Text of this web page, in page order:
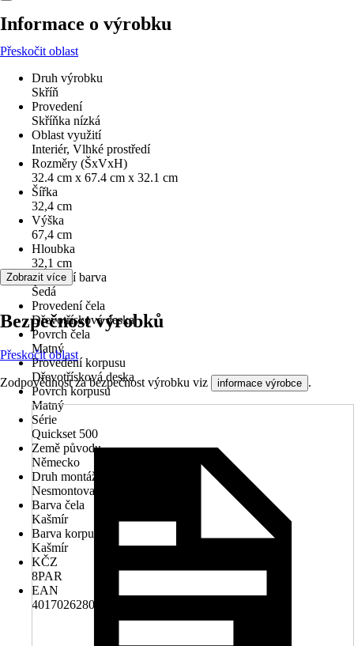
Informace o výrobku
Přeskočit oblast
Druh výrobku
Skříň
Provedení
Skříňka nízká
Oblast využití
Interiér, Vlhké prostředí
Rozměry (ŠxVxH)
32.4 cm x 67.4 cm x 32.1 cm
Šířka
32,4 cm
Výška
67,4 cm
Hloubka
32,1 cm
Základní barva
Šedá
Provedení čela
Dřevotřísková deska
Povrch čela
Matný
Provedení korpusu
Dřevotřísková deska
Povrch korpusu
Matný
Série
Quickset 500
Země původu
Německo
Druh montáže
Nesmontované
Barva čela
Kašmír
Barva korpusu
Kašmír
KČZ
8PAR
EAN
4017026280800
Zobrazit více
Bezpečnost výrobků
Přeskočit oblast
Zodpovědnost za bezpečnost výrobku viz informace výrobce .